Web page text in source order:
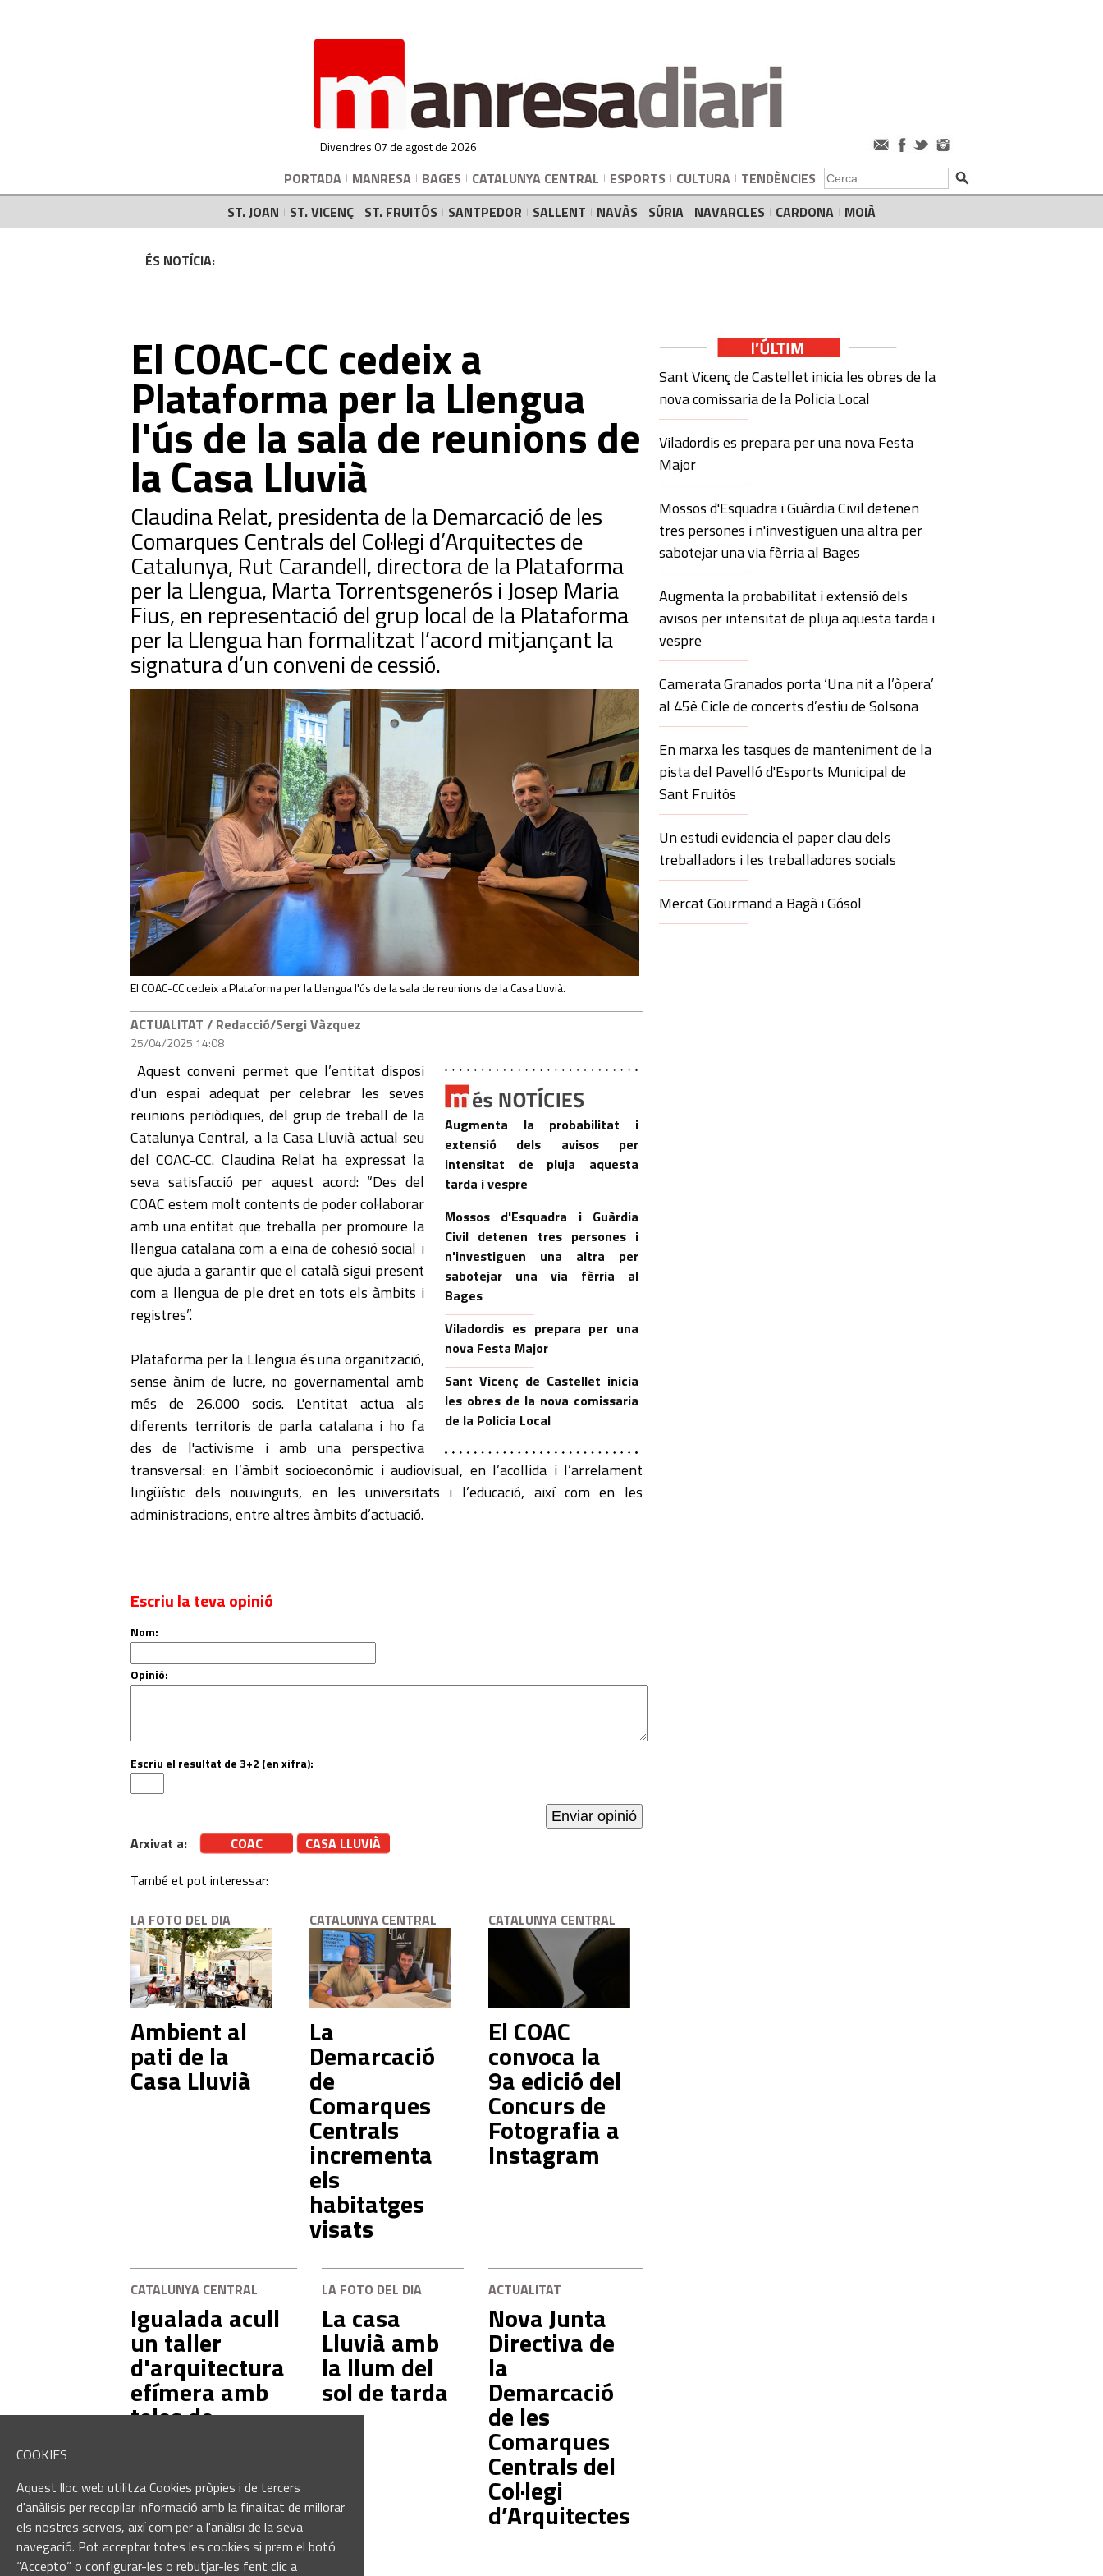
COOKIES
Aquest lloc web utilitza Cookies pròpies i de tercers
d'anàlisis per recopilar informació amb la finalitat de millorar
els nostres serveis, així com per a l'anàlisi de la seva
navegació. Pot acceptar totes les cookies si prem el botó
“Accepto” o configurar-les o rebutjar-les fent clic a
Divendres 07 de agost de 2026
PORTADA MANRESA BAGES CATALUNYA CENTRAL ESPORTS CULTURA TENDÈNCIES
ST. JOAN
ST. VICENÇ ST. FRUITÓS SANTPEDOR SALLENT NAVÀS SÚRIA NAVARCLES CARDONA MOIÀ
ÉS NOTÍCIA:
El COAC-CC cedeix a
Plataforma per la Llengua
l'ús de la sala de reunions de
la Casa Lluvià
Claudina Relat, presidenta de la Demarcació de les
Comarques Centrals del Col·legi d’Arquitectes de
Catalunya, Rut Carandell, directora de la Plataforma
per la Llengua, Marta Torrentsgenerós i Josep Maria
Fius, en representació del grup local de la Plataforma
per la Llengua han formalitzat l’acord mitjançant la
signatura d’un conveni de cessió.
El COAC-CC cedeix a Plataforma per la Llengua l'ús de la sala de reunions de la Casa Lluvià.
ACTUALITAT / Redacció/Sergi Vàzquez
25/04/2025 14:08
Augmenta la probabilitat i
extensió dels avisos per
intensitat de pluja aquesta
tarda i vespre
Mossos d'Esquadra i Guàrdia
Civil detenen tres persones i
n'investiguen una altra per
sabotejar una via fèrria al
Bages
Viladordis es prepara per una
nova Festa Major
Sant Vicenç de Castellet inicia
les obres de la nova comissaria
de la Policia Local
Aquest conveni permet que l’entitat disposi
d’un espai adequat per celebrar les seves
reunions periòdiques, del grup de treball de la
Catalunya Central, a la Casa Lluvià actual seu
del COAC-CC. Claudina Relat ha expressat la
seva satisfacció per aquest acord: “Des del
COAC estem molt contents de poder col·laborar
amb una entitat que treballa per promoure la
llengua catalana com a eina de cohesió social i
que ajuda a garantir que el català sigui present
com a llengua de ple dret en tots els àmbits i
registres”.
Plataforma per la Llengua és una organització,
sense ànim de lucre, no governamental amb
més de 26.000 socis. L'entitat actua als
diferents territoris de parla catalana i ho fa
des de l'activisme i amb una perspectiva
transversal: en l’àmbit socioeconòmic i audiovisual, en l’acollida i l’arrelament
lingüístic dels nouvinguts, en les universitats i l’educació, així com en les
administracions, entre altres àmbits d’actuació.
Escriu la teva opinió
Nom:
Opinió:
Escriu el resultat de 3+2 (en xifra):
Arxivat a: COAC
CASA LLUVIÀ
També et pot interessar:
LA FOTO DEL DIA
Ambient al
pati de la
Casa Lluvià
CATALUNYA CENTRAL
La
Demarcació
de
Comarques
Centrals
incrementa
els
habitatges
visats
CATALUNYA CENTRAL
El COAC
convoca la
9a edició del
Concurs de
Fotografia a
Instagram
CATALUNYA CENTRAL
Igualada acull
un taller
d'arquitectura
efímera amb
teles de
LA FOTO DEL DIA
La casa
Lluvià amb
la llum del
sol de tarda
ACTUALITAT
Nova Junta
Directiva de
la
Demarcació
de les
Comarques
Centrals del
Col·legi
d’Arquitectes
Sant Vicenç de Castellet inicia les obres de la
nova comissaria de la Policia Local
Viladordis es prepara per una nova Festa
Major
Mossos d'Esquadra i Guàrdia Civil detenen
tres persones i n'investiguen una altra per
sabotejar una via fèrria al Bages
Augmenta la probabilitat i extensió dels
avisos per intensitat de pluja aquesta tarda i
vespre
Camerata Granados porta ‘Una nit a l’òpera’
al 45è Cicle de concerts d’estiu de Solsona
En marxa les tasques de manteniment de la
pista del Pavelló d'Esports Municipal de
Sant Fruitós
Un estudi evidencia el paper clau dels
treballadors i les treballadores socials
Mercat Gourmand a Bagà i Gósol